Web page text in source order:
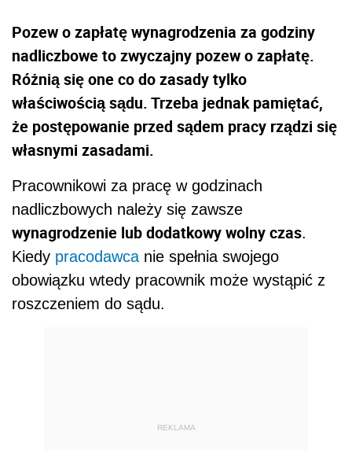
Pozew o zapłatę wynagrodzenia za godziny
nadliczbowe to zwyczajny pozew o zapłatę.
Różnią się one co do zasady tylko
właściwością sądu. Trzeba jednak pamiętać,
że postępowanie przed sądem pracy rządzi się
własnymi zasadami.
Pracownikowi za pracę w godzinach
nadliczbowych należy się zawsze
wynagrodzenie lub dodatkowy wolny czas.
Kiedy pracodawcanie spełnia swojego
obowiązku wtedy pracownik może wystąpić z
roszczeniem do sądu.
REKLAMA